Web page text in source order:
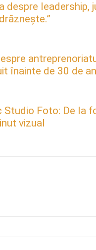
despre
înainte de 30 de
Studio Foto: De
vizual